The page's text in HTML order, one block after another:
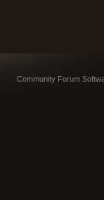
Community Forum